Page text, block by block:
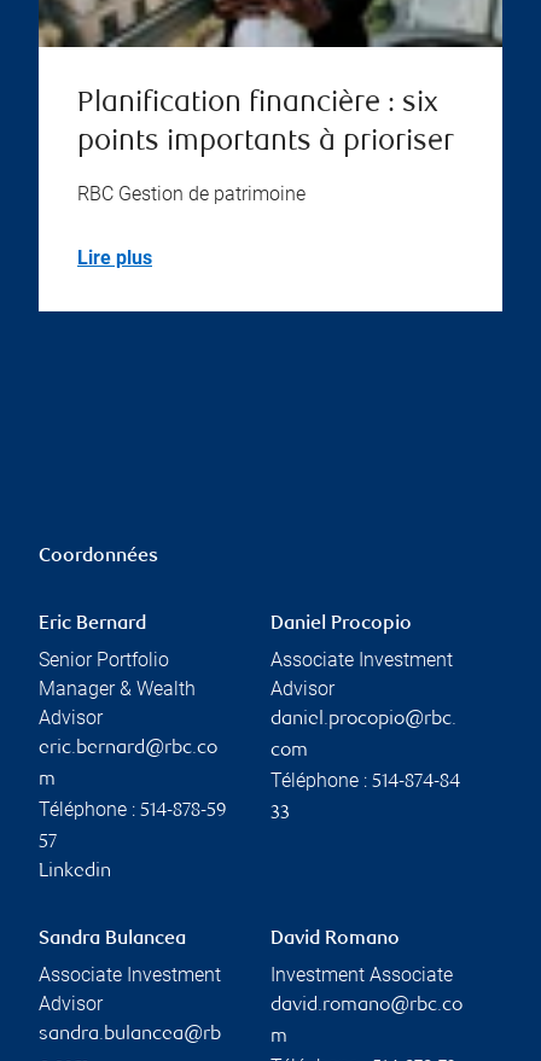
Planification financière : six
points importants à prioriser
RBC Gestion de patrimoine
Lire plus
Coordonnées
Eric Bernard
Senior Portfolio
Manager & Wealth
Advisor
eric.bernard@rbc.co
m
Téléphone : 514-878-59
57
Linkedin
Daniel Procopio
Associate Investment
Advisor
daniel.procopio@rbc.
com
Téléphone : 514-874-84
33
Sandra Bulancea
Associate Investment
Advisor
sandra.bulancea@rb
David Romano
Investment Associate
david.romano@rbc.co
m